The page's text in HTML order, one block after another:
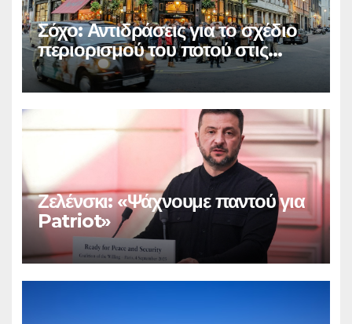
Σόχο: Αντιδράσεις για το σχέδιο
περιορισμού του ποτού στις
παμπ
Ζελένσκι: «Ψάχνουμε παντού για
Patriot»